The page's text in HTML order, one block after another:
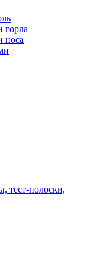
горла
носа
тест-полоски,